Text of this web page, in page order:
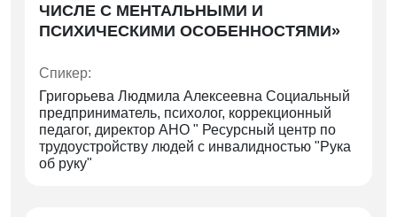
— «Практики профориентации и
трудоустройства молодежи с
Спикер: Булыгина Дарья Александровна,
руководитель регионального центра развития
движения Абилимпикс
ЧИСЛЕ С МЕНТАЛЬНЫМИ И
ПСИХИЧЕСКИМИ ОСОБЕННОСТЯМИ»
Спикер:
Григорьева Людмила Алексеевна Социальный
предприниматель, психолог, коррекционный
педагог, директор АНО " Ресурсный центр по
трудоустройству людей с инвалидностью "Рука
об руку"